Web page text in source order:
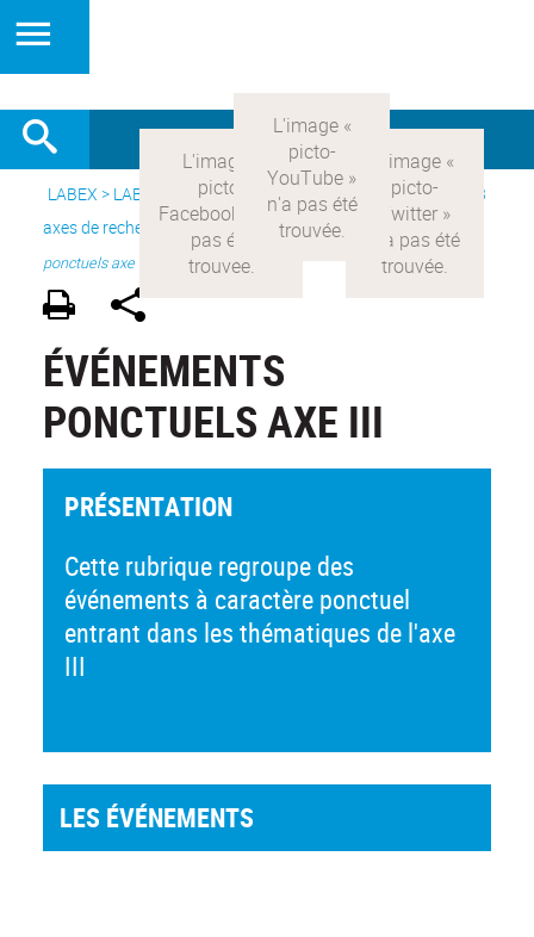
LABEX > LABEX COMOD> Version française > Recherche >
3
axes de recherche>Axe 3 : l’Etat et les citoyens > projets
ponctuels axe III
ÉVÉNEMENTS
PONCTUELS AXE III
PRÉSENTATION
Cette rubrique regroupe des
événements à caractère ponctuel
entrant dans les thématiques de l'axe
III
LES ÉVÉNEMENTS